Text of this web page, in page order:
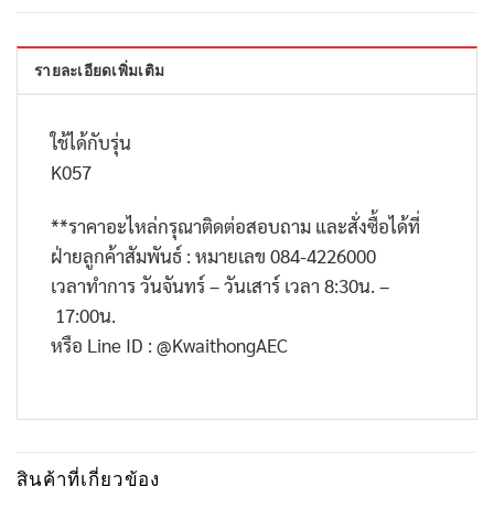
รายละเอียดเพิ่มเติม
ใช้ได้กับรุ่น
K057
**ราคาอะไหล่กรุณาติดต่อสอบถาม และสั่งซื้อได้ที่
ฝ่ายลูกค้าสัมพันธ์ : หมายเลข 084-4226000
เวลาทำการ วันจันทร์ – วันเสาร์ เวลา 8:30น. –
17:00น.
หรือ Line ID : @KwaithongAEC
สินค้าที่เกี่ยวข้อง